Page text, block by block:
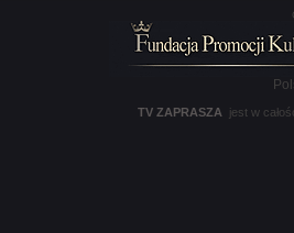
TV ZAPRASZA jest w